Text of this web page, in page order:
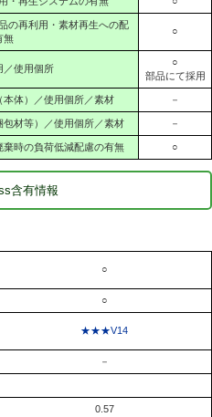
の再利用・素材再生への配
無
○
／使用個所
○
部品にて採用
体）／使用個所／素材 －
材等）／使用個所／素材 －
時の負荷低減配慮の有無 ○
含有情報
○
○
★★★V14
－
0.57